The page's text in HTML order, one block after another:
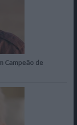
Campeão de